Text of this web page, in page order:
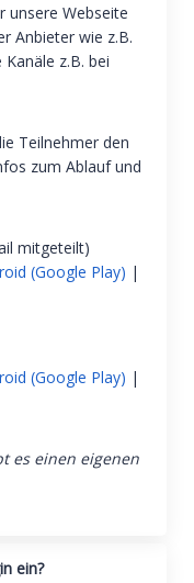
unsere Webseite
Anbieter wie z.B.
z.B. bei
Teilnehmer den
zum Ablauf und
mitgeteilt)
(Google Play) |
(Google Play) |
es einen eigenen
ein?